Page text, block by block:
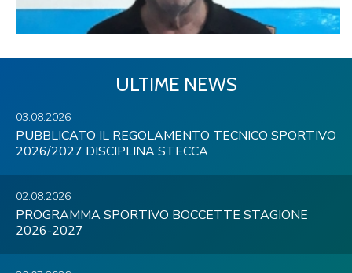
ULTIME NEWS
03.08.2026
PUBBLICATO IL REGOLAMENTO TECNICO SPORTIVO
2026/2027 DISCIPLINA STECCA
02.08.2026
PROGRAMMA SPORTIVO BOCCETTE STAGIONE
2026-2027